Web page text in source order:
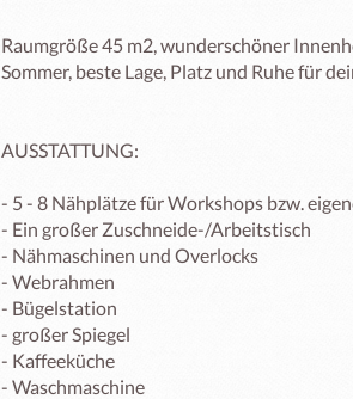
Raumgröße 45 m2, wunderschöner
Sommer, beste Lage, Platz und Ruhe für
AUSSTATTUNG:
- 5 - 8 Nähplätze für Workshops bzw.
- Ein großer Zuschneide-/Arbeitstisch
- Nähmaschinen und Overlocks
- Webrahmen
- Bügelstation
- großer Spiegel
- Kaffeeküche
- Waschmaschine